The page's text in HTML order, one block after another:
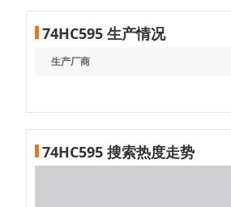
74HC595 生产情况
生产厂商
74HC595 搜索热度走势